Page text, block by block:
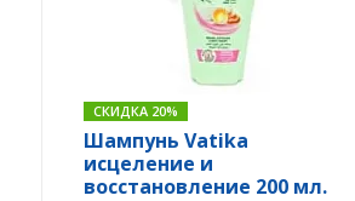
СКИДКА 20%
Шампунь Vatika
исцеление и
восстановление 200 мл.